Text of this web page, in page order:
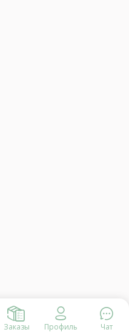
Заказы Профиль Чат